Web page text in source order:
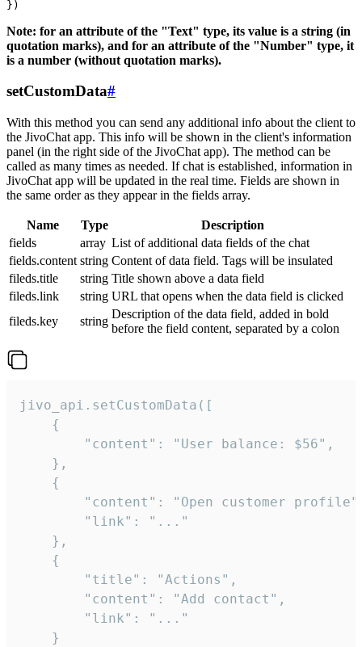
Note: for an attribute of the "Text" type, its value is a string (in
quotation marks), and for an attribute of the "Number" type, it
is a number (without quotation marks).
setCustomData#
With this method you can send any additional info about the client to
the JivoChat app. This info will be shown in the client's information
panel (in the right side of the JivoChat app). The method can be
called as many times as needed. If chat is established, information in
JivoChat app will be updated in the real time. Fields are shown in
the same order as they appear in the fields array.
Name Type
Description
fields
array List of additional data fields of the chat
fields.content string Content of data field. Tags will be insulated
fileds.title
string Title shown above a data field
fileds.link
string URL that opens when the data field is clicked
fileds.key
string
Description of the data field, added in bold
before the field content, separated by a colon
jivo_api.setCustomData([
    {
        "content": "User balance: $56",
    },
    {
"content": "Open customer
        "link": "..."
    },
    {
        "title": "Actions",
        "content": "Add contact",
        "link": "..."
    }